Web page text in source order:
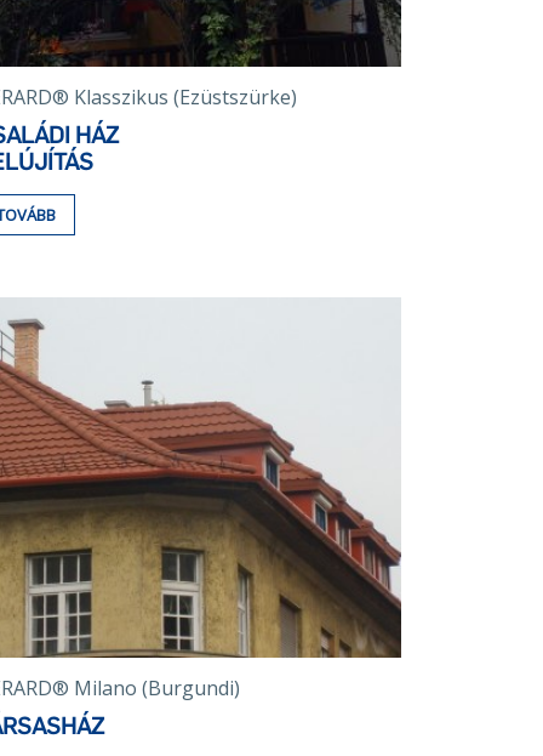
Klasszikus (Ezüstszürke)
HÁZ
Milano (Burgundi)